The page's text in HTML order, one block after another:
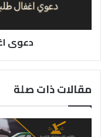
دعوى
مقالات ذات صلة